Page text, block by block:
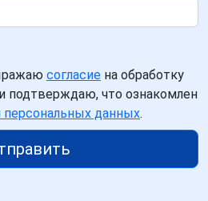
согласие на обработку
подтверждаю, что ознакомлен
персональных данных.